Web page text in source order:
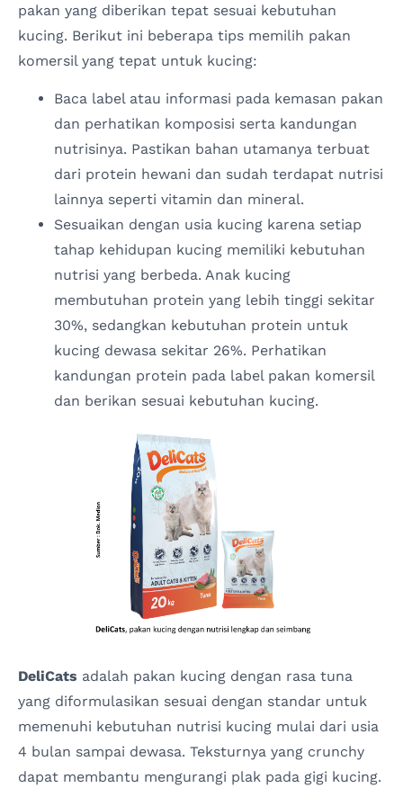
pakan yang diberikan tepat sesuai kebutuhan
kucing. Berikut ini beberapa tips memilih pakan
komersil yang tepat untuk kucing:
Baca label atau informasi pada kemasan pakan
dan perhatikan komposisi serta kandungan
nutrisinya. Pastikan bahan utamanya terbuat
dari protein hewani dan sudah terdapat nutrisi
lainnya seperti vitamin dan mineral.
Sesuaikan dengan usia kucing karena setiap
tahap kehidupan kucing memiliki kebutuhan
nutrisi yang berbeda. Anak kucing
membutuhan protein yang lebih tinggi sekitar
30%, sedangkan kebutuhan protein untuk
kucing dewasa sekitar 26%. Perhatikan
kandungan protein pada label pakan komersil
dan berikan sesuai kebutuhan kucing.
DeliCats adalah pakan kucing dengan rasa tuna
yang diformulasikan sesuai dengan standar untuk
memenuhi kebutuhan nutrisi kucing mulai dari usia
4 bulan sampai dewasa. Teksturnya yang crunchy
dapat membantu mengurangi plak pada gigi kucing.